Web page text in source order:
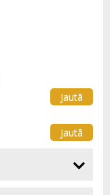
Jautā
Jautā